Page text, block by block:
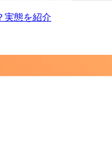
実態を紹介